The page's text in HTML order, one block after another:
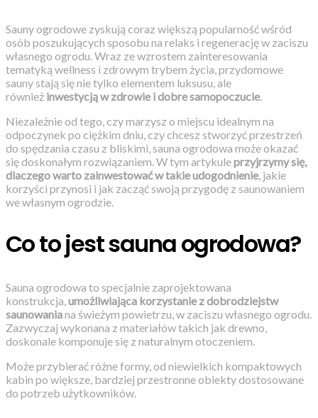
Sauny ogrodowe zyskują coraz większą popularność wśród
osób poszukujących sposobu na relaks i regenerację w zaciszu
własnego ogrodu. Wraz ze wzrostem zainteresowania
tematyką wellness i zdrowym trybem życia, przydomowe
sauny stają się nie tylko elementem luksusu, ale
również inwestycją w zdrowie i dobre samopoczucie.
Niezależnie od tego, czy marzysz o miejscu idealnym na
odpoczynek po ciężkim dniu, czy chcesz stworzyć przestrzeń
do spędzania czasu z bliskimi, sauna ogrodowa może okazać
się doskonałym rozwiązaniem. W tym artykuleprzyjrzymy się,
dlaczego warto zainwestować w takie udogodnienie, jakie
korzyści przynosi i jak zacząć swoją przygodę z saunowaniem
we własnym ogrodzie.
Co to jest sauna ogrodowa?
Sauna ogrodowa to specjalnie zaprojektowana
konstrukcja,umożliwiająca korzystanie z dobrodziejstw
saunowaniana świeżym powietrzu, w zaciszu własnego ogrodu.
Zazwyczaj wykonana z materiałów takich jak drewno,
doskonale komponuje się z naturalnym otoczeniem.
Może przybierać różne formy, od niewielkich kompaktowych
kabin po większe, bardziej przestronne obiekty dostosowane
do potrzeb użytkowników.